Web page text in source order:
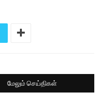
மேலும் செய்திகள்